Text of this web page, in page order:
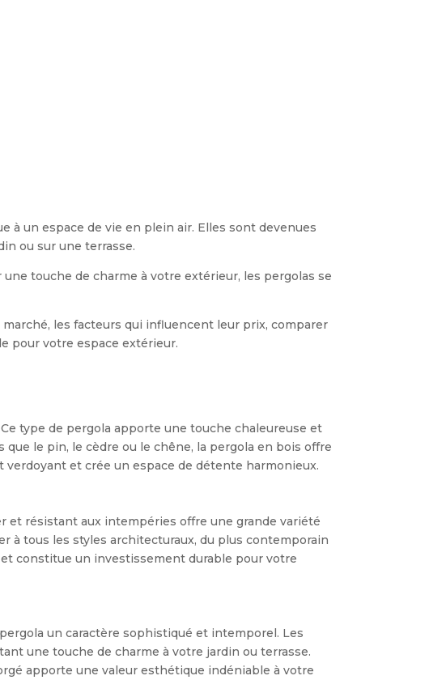
un espace de vie en plein air. Elles sont devenues
ou sur une terrasse.
touche de charme à votre extérieur, les pergolas se
les facteurs qui influencent leur prix, comparer
pour votre espace extérieur.
type de pergola apporte une touche chaleureuse et
le pin, le cèdre ou le chêne, la pergola en bois offre
et crée un espace de détente harmonieux.
et résistant aux intempéries offre une grande variété
à tous les styles architecturaux, du plus contemporain
constitue un investissement durable pour votre
un caractère sophistiqué et intemporel. Les
une touche de charme à votre jardin ou terrasse.
apporte une valeur esthétique indéniable à votre